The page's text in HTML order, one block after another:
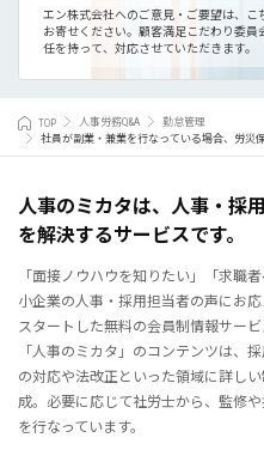
エン株式会社へのご意見・ご要望は、こ
お寄せください。 顧客満足こだわり委員
任を持って、対応させていただきます。
TOP 人事労務Q&A
勤怠管理
社員が副業・兼業を行なっている場合、労災
人事のミカタは、人事・採
を解決するサービスです。
「面接ノウハウを知りたい」「求職
小企業の人事・採用担当者の声にお
スタートした無料の会員制情報サービ
「人事のミカタ」のコンテンツは、
の対応や法改正といった領域に詳し
成。必要に応じて社労士から、監修
を行なっています。